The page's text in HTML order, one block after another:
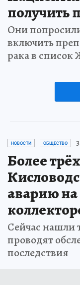
получить
Они
включить
рака в
НОВОСТИ ОБЩЕСТВО
Более
аварию
Сейчас нашли
проводят
последствия